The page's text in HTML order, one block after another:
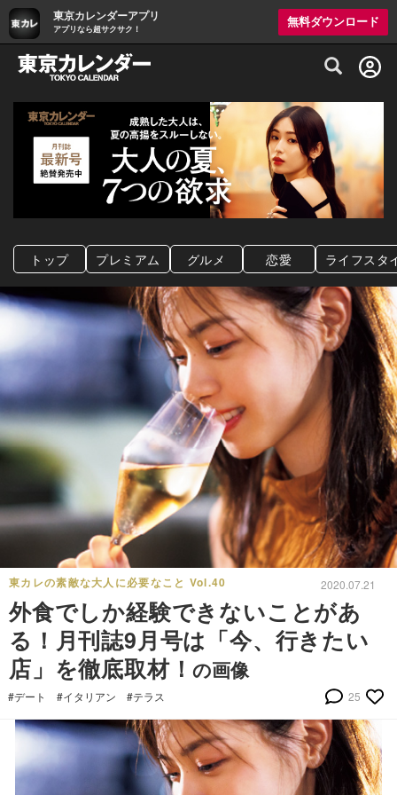
東京カレンダーアプリ
アプリなら超サクサク！
無料ダウンロード
グルメ情報・プレミアムレストラン予約
トップ プレミアム グルメ 恋愛 ライフスタ
東カレの素敵な大人に必要なこと Vol.40 2020.07.21
外食でしか経験できないことがあ
る！月刊誌9月号は「今、行きたい
店」を徹底取材！の画像
#デート #イタリアン #テラス 25